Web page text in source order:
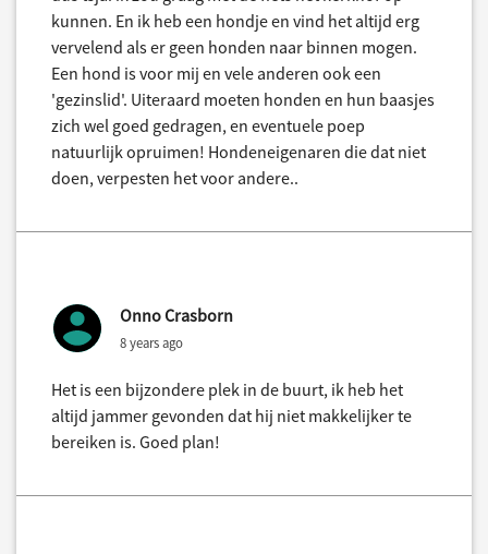
kunnen. En ik heb een hondje en vind het altijd erg
vervelend als er geen honden naar binnen mogen.
Een hond is voor mij en vele anderen ook een
'gezinslid'. Uiteraard moeten honden en hun baasjes
zich wel goed gedragen, en eventuele poep
natuurlijk opruimen! Hondeneigenaren die dat niet
doen, verpesten het voor andere..
Onno Crasborn
8 years ago
Het is een bijzondere plek in de buurt, ik heb het
altijd jammer gevonden dat hij niet makkelijker te
bereiken is. Goed plan!